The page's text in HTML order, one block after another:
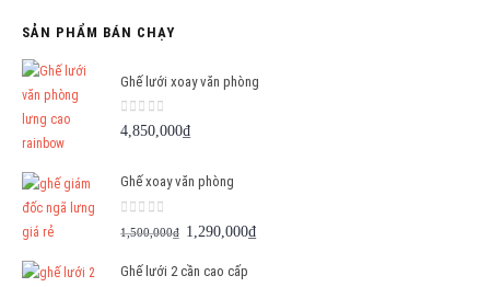
SẢN PHẨM BÁN CHẠY
Ghế lưới xoay văn phòng
0 out of 5
4,850,000₫
Ghế xoay văn phòng
0 out of 5
1,500,000₫ Giá
là:
1,290,000₫Giá
Ghế lưới 2 cần cao cấp